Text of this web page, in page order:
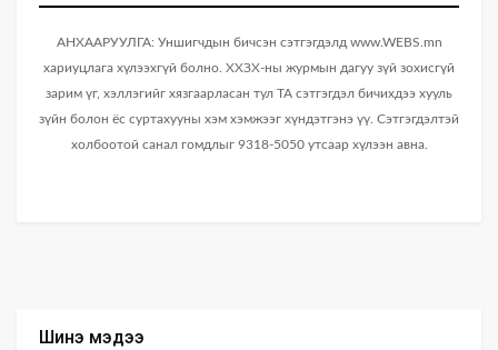
АНХААРУУЛГА: Уншигчдын бичсэн сэтгэгдэлд www.WEBS.mn
хариуцлага хүлээхгүй болно. ХХЗХ-ны журмын дагуу зүй зохисгүй
зарим үг, хэллэгийг хязгаарласан тул ТА сэтгэгдэл бичихдээ хууль
зүйн болон ёс суртахууны хэм хэмжээг хүндэтгэнэ үү. Сэтгэгдэлтэй
холбоотой санал гомдлыг 9318-5050 утсаар хүлээн авна.
Шинэ мэдээ